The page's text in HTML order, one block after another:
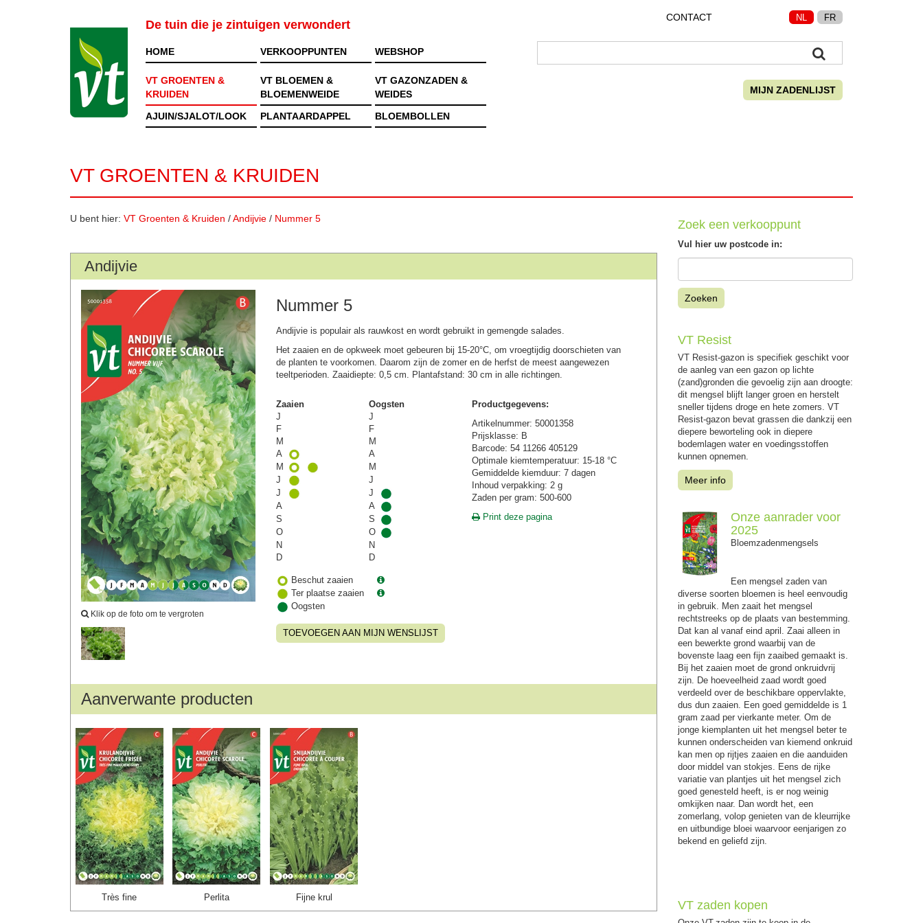
De tuin die je zintuigen verwondert
CONTACT NL FR
HOME VERKOOPPUNTEN WEBSHOP
VT GROENTEN &
KRUIDEN
VT BLOEMEN &
BLOEMENWEIDE
VT GAZONZADEN &
WEIDES
AJUIN/SJALOT/LOOK
PLANTAARDAPPEL BLOEMBOLLEN
MIJN ZADENLIJST
VT GROENTEN & KRUIDEN
U bent hier: VT Groenten & Kruiden /Andijvie / Nummer 5
Andijvie
Klik op de foto om te vergroten
Nummer 5
Andijvie is populair als rauwkost en wordt gebruikt in gemengde salades.
Het zaaien en de opkweek moet gebeuren bij 15-20°C, om vroegtijdig doorschieten van
de planten te voorkomen. Daarom zijn de zomer en de herfst de meest aangewezen
teeltperioden. Zaaidiepte: 0,5 cm. Plantafstand: 30 cm in alle richtingen.
Zaaien
Oogsten
J
J
F
F
M
M
A
A
M
M
J
J
J
J
A
A
S
S
O
O
N
N
D
D
Beschut zaaien
Ter plaatse zaaien
Oogsten
TOEVOEGEN AAN MIJN WENSLIJST
Productgegevens:
Artikelnummer: 50001358
Prijsklasse: B
Barcode: 54 11266 405129
Optimale kiemtemperatuur: 15-18 °C
Gemiddelde kiemduur: 7 dagen
Inhoud verpakking: 2 g
Zaden per gram: 500-600
Print deze pagina
Aanverwante producten
Très fine Perlita Fijne krul
Zoek een verkooppunt
Vul hier uw postcode in:
Zoeken
VT Resist
VT Resist-gazon is specifiek geschikt voor
de aanleg van een gazon op lichte
(zand)gronden die gevoelig zijn aan droogte:
dit mengsel blijft langer groen en herstelt
sneller tijdens droge en hete zomers. VT
Resist-gazon bevat grassen die dankzij een
diepere beworteling ook in diepere
bodemlagen water en voedingsstoffen
kunnen opnemen.
Meer info
Onze aanrader voor
2025
Bloemzadenmengsels
Een mengsel zaden van
diverse soorten bloemen is heel eenvoudig
in gebruik. Men zaait het mengsel
rechtstreeks op de plaats van bestemming.
Dat kan al vanaf eind april. Zaai alleen in
een bewerkte grond waarbij van de
bovenste laag een fijn zaaibed gemaakt is.
Bij het zaaien moet de grond onkruidvrij
zijn. De hoeveelheid zaad wordt goed
verdeeld over de beschikbare oppervlakte,
dus dun zaaien. Een goed gemiddelde is 1
gram zaad per vierkante meter. Om de
jonge kiemplanten uit het mengsel beter te
kunnen onderscheiden van kiemend onkruid
kan men op rijtjes zaaien en die aanduiden
door middel van stokjes. Eens de rijke
variatie van plantjes uit het mengsel zich
goed genesteld heeft, is er nog weinig
omkijken naar. Dan wordt het, een
zomerlang, volop genieten van de kleurrijke
en uitbundige bloei waarvoor eenjarigen zo
bekend en geliefd zijn.
VT zaden kopen